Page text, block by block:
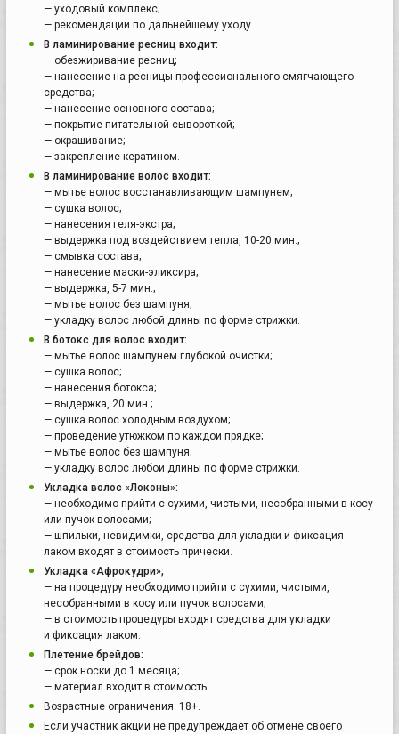
— уходовый комплекс;
— рекомендации по дальнейшему уходу.
В ламинирование ресниц входит:
— обезжиривание ресниц;
— нанесение на ресницы профессионального смягчающего
средства;
— нанесение основного состава;
— покрытие питательной сывороткой;
— окрашивание;
— закрепление кератином.
В ламинирование волос входит:
— мытье волос восстанавливающим шампунем;
— сушка волос;
— нанесения геля-экстра;
— выдержка под воздействием тепла, 10-20 мин.;
— смывка состава;
— нанесение маски-эликсира;
— выдержка, 5-7 мин.;
— мытье волос без шампуня;
— укладку волос любой длины по форме стрижки.
В ботокс для волос входит:
— мытье волос шампунем глубокой очистки;
— сушка волос;
— нанесения ботокса;
— выдержка, 20 мин.;
— сушка волос холодным воздухом;
— проведение утюжком по каждой прядке;
— мытье волос без шампуня;
— укладку волос любой длины по форме стрижки.
Укладка волос «Локоны»:
— необходимо прийти с сухими, чистыми, несобранными в косу
или пучок волосами;
— шпильки, невидимки, средства для укладки и фиксация
лаком входят в стоимость прически.
Укладка «Афрокудри»;
— на процедуру необходимо прийти с сухими, чистыми,
несобранными в косу или пучок волосами;
— в стоимость процедуры входят средства для укладки
и фиксация лаком.
Плетение брейдов:
— срок носки до 1 месяца;
— материал входит в стоимость.
Возрастные ограничения: 18+.
Если участник акции не предупреждает об отмене своего